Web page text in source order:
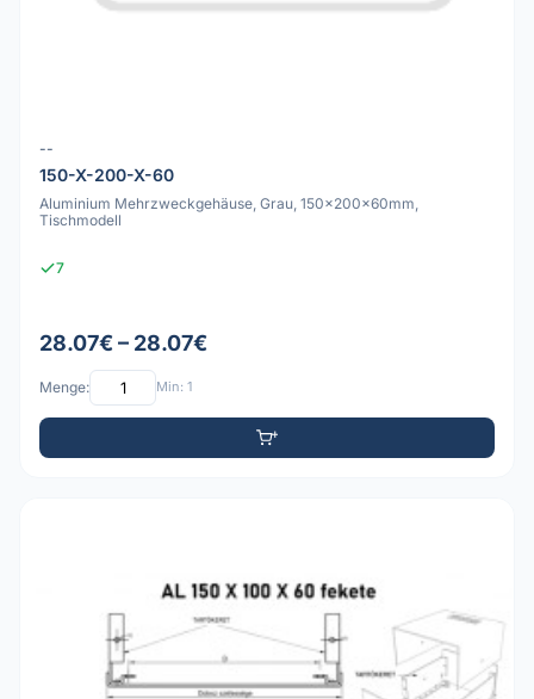
--
150-X-200-X-60
Aluminium Mehrzweckgehäuse, Grau, 150x200x60mm,
Tischmodell
7
28.07€ – 28.07€
Menge: Min: 1